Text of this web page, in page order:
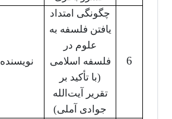
6
چگونگی امتداد
یافتن فلسفه به
علوم در
فلسفه اسلامی
(با تأکید بر
تقریر آیت‌الله
جوادی آملی)
نویسنده